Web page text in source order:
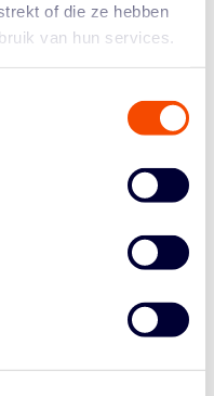
of die ze hebben
van hun services.
werd het
keek ik naar
en vaak ook met
dat hoort erbij. Maar
mezelf niet terugzie